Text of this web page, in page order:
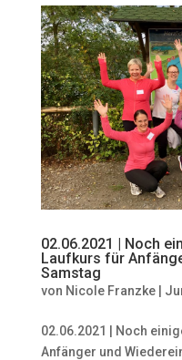
02.06.2021 | Noch
Laufkurs für
Samstag
von Nicole Franzke|
02.06.2021 | Noch
Anfänger und